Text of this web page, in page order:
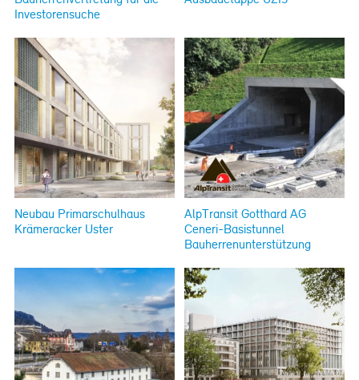
Investorensuche
Neubau Primarschulhaus
Krämeracker Uster
AlpTransit Gotthard AG
Ceneri-Basistunnel
Bauherrenunterstützung